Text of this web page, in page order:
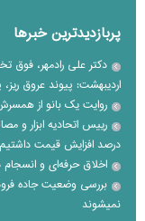
پربازدیدترین خبرها
دکتر علی رادمهر، فوق
اردیبهشت: پیوند عروق ریز،
روایت یک بانو از همسرش
درصد افزایش قیمت داشتیم!
اخلاق حرفه‌ای و انسجام
نمی‎شوند